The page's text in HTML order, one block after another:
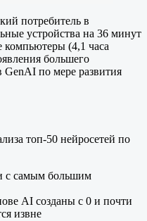
потребитель в
устройства на 36 минут
компьютеры (4,1 часа
большего
GenAI по мере развития
топ-50 нейросетей по
с самым большим
AI созданы с 0 и почти
извне